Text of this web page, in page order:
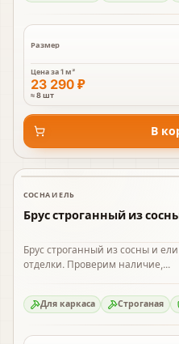
Размер
Цена за1 м³
23 290 ₽
≈ 8 шт
В
В наличии
СОСНА И ЕЛЬ
Брус строганный из
Брус строганный из сосны и
отделки. Проверим наличие,...
Для каркаса Строганая